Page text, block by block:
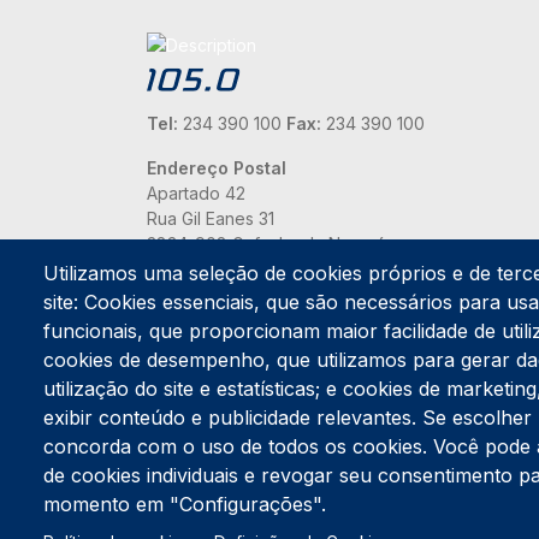
Tel: 234 390 100 Fax: 234 390 100
Endereço Postal
Apartado 42
Rua Gil Eanes 31
3834-908 Gafanha da Nazaré
Rua Prior Guerra
Edifício do Centro Cultural da Gafanha da Nazaré
3830-556 Gafanha da Nazaré
Utilizamos uma seleção de cookies próprios e de
site: Cookies essenciais, que são necessários para
funcionais, que proporcionam maior facilidade de
cookies de desempenho, que utilizamos para gerar
utilização do site e estatísticas; e cookies de
exibir conteúdo e publicidade relevantes. Se escolher
concorda com o uso de todos os cookies. Você pode
de cookies individuais e revogar seu consentimento
momento em "Configurações".